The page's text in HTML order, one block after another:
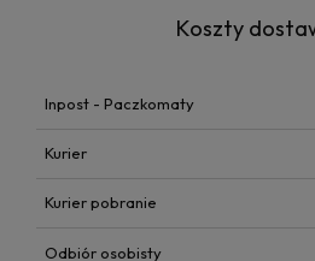
Koszty
Inpost - Paczkomaty
Kurier
Kurier pobranie
Odbiór osobisty